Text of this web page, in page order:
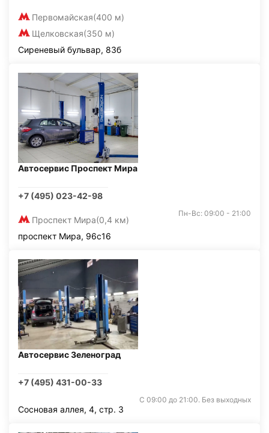
Первомайская(400 м)
Щелковская(350 м)
Сиреневый бульвар, 83б
Автосервис Проспект Мира
+7 (495) 023-42-98
Проспект Мира(0,4 км)
Пн-Вс: 09:00 - 21:00
проспект Мира, 96с16
Автосервис Зеленоград
+7 (495) 431-00-33
С 09:00 до 21:00. Без выходных
Сосновая аллея, 4, стр. 3